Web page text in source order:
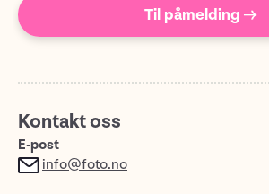
Til påmelding →
Kontakt oss
E-post
info@foto.no